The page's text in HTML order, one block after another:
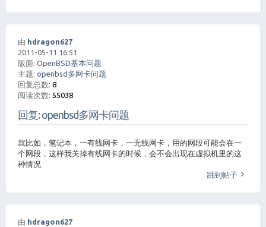
由 hdragon627
2011-05-11 16:51
版面: OpenBSD基本问题
主题: openbsd多网卡问题
回复总数: 8
阅读次数: 55038
回复: openbsd多网卡问题
就比如，笔记本，一有线网卡，一无线网卡，用的网段可能会在一
个网段，这样我关掉有线网卡的时候，会不会出现在虚拟机里的这
种情况
跳到帖子
由 hdragon627